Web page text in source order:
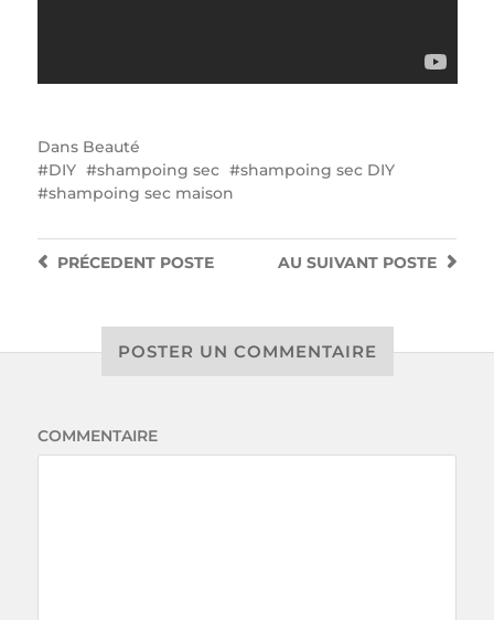
Dans Beauté
DIY
shampoing sec
shampoing sec DIY
shampoing sec maison
AU SUIVANT POSTE
PRÉCEDENTPOSTE
POSTER UN COMMENTAIRE
COMMENTAIRE